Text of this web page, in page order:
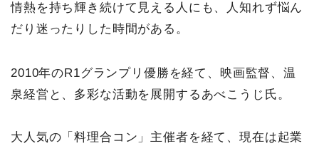
c
o
k
i
t
e
n
r
s
情熱を持ち輝き続けて見える人にも、人知れず悩ん
だり迷ったりした時間がある。
2010年のR1グランプリ優勝を経て、映画監督、温
泉経営と、多彩な活動を展開するあべこうじ氏。
大人気の「料理合コン」主催者を経て、現在は起業